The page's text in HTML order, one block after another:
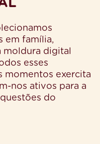
em família,
moldura digital
esses
momentos exercita
nos ativos para a
do